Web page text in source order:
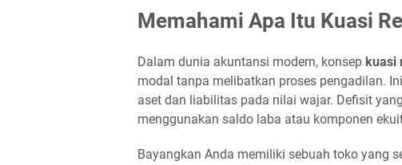
Memahami Apa Itu Kuasi
Dalam dunia akuntansi modern, konsep kuasi
modal tanpa melibatkan proses pengadilan.
aset dan liabilitas pada nilai wajar. Defisit
menggunakan saldo laba atau komponen
Bayangkan Anda memiliki sebuah toko yang